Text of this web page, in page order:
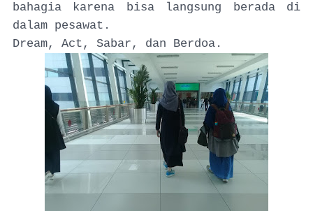
bahagia karena bisa langsung berada di
dalam pesawat.
Dream, Act, Sabar, dan Berdoa.